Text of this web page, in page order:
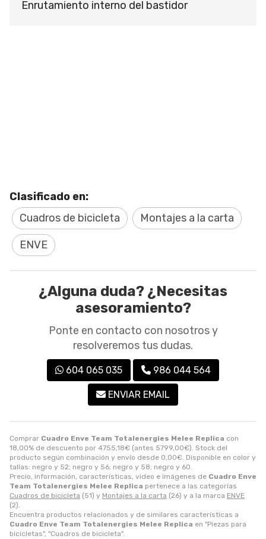
Comprar Cuadro Enve Team Totalenergies Melee Replica con
18,00% de descuento por 4755,18€ (antes 5799,00€). Stock del
producto según combinación y envío desde 0,00€. Disponible en color y
tallas: negro y 52; negro y 56; negro y 58; negro y 60.
Precio, información, características, video e imágenes de Cuadro Enve
Team Totalenergies Melee Replica pertenece a las categorías
Cuadros de bicicleta (51) y Montajes a la carta (26) y a la marca ENVE
(2).
Encuentra productos relacionados y de similares características a
Cuadro Enve Team Totalenergies Melee Replica en "Piezas para
bicicletas", "Cuadros de bicicleta".
Enrutamiento interno del bastidor
Clasificado en:
Cuadros de bicicleta
Montajes a la carta
ENVE
¿Alguna duda? ¿Necesitas
asesoramiento?
Ponte en contacto con nosotros y
resolveremos tus dudas.
604 065 035 986 044 564
ENVIAR EMAIL